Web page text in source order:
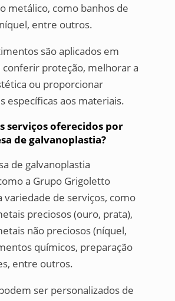
metálico, como banhos de
entre outros.
são aplicados em
conferir proteção, melhorar a
ou proporcionar
específicas aos materiais.
serviços oferecidos por
de galvanoplastia?
de galvanoplastia
a Grupo Grigoletto
variedade de serviços, como
preciosos (ouro, prata),
não preciosos (níquel,
químicos, preparação
entre outros.
ser personalizados de